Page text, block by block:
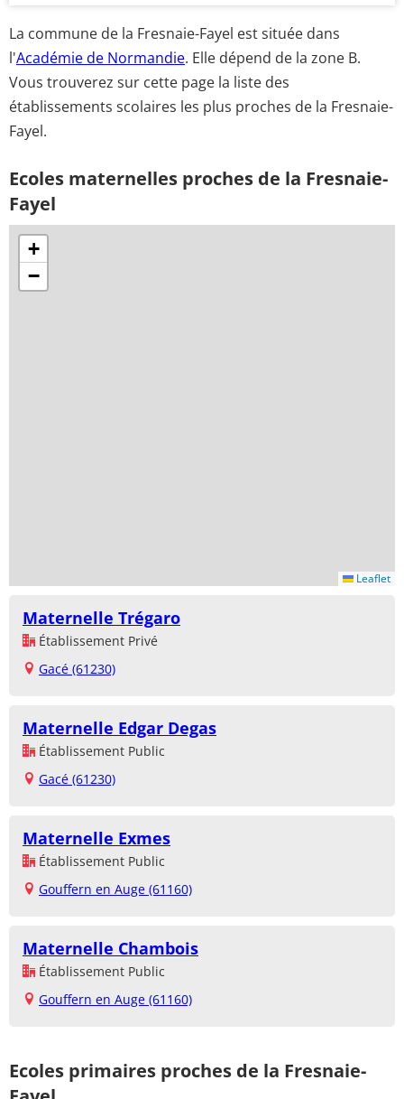
La commune de la Fresnaie-Fayel est située dans
l'Académie de Normandie. Elle dépend de la zone B.
Vous trouverez sur cette page la liste des
établissements scolaires les plus proches de la Fresnaie-
Fayel.
Ecoles maternelles proches de la Fresnaie-
Fayel
+
−
Leaflet
Maternelle Trégaro
Établissement Privé
Gacé (61230)
Maternelle Edgar Degas
Établissement Public
Gacé (61230)
Maternelle Exmes
Établissement Public
Gouffern en Auge (61160)
Maternelle Chambois
Établissement Public
Gouffern en Auge (61160)
Ecoles primaires proches de la Fresnaie-